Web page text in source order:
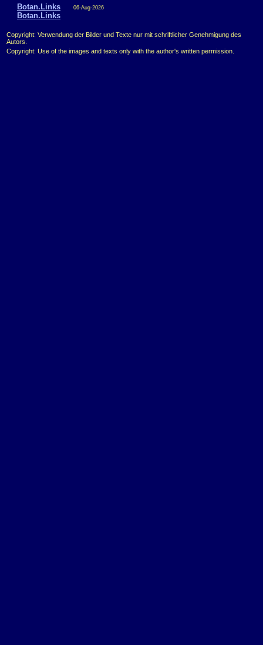
Botan.Links
Botan.Links
06-Aug-2026
Copyright: Verwendung der Bilder und Texte nur mit schriftlicher Genehmigung des
Autors.
Copyright: Use of the images and texts only with the author's written permission.